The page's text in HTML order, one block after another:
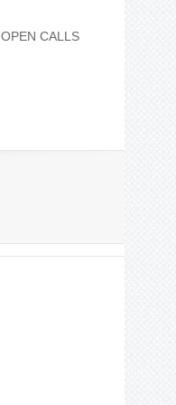
OPEN CALLS